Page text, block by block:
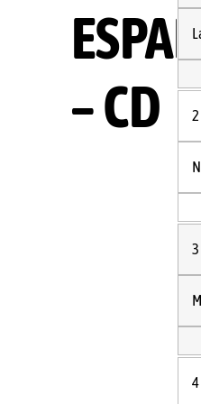
– CD
2
3
4